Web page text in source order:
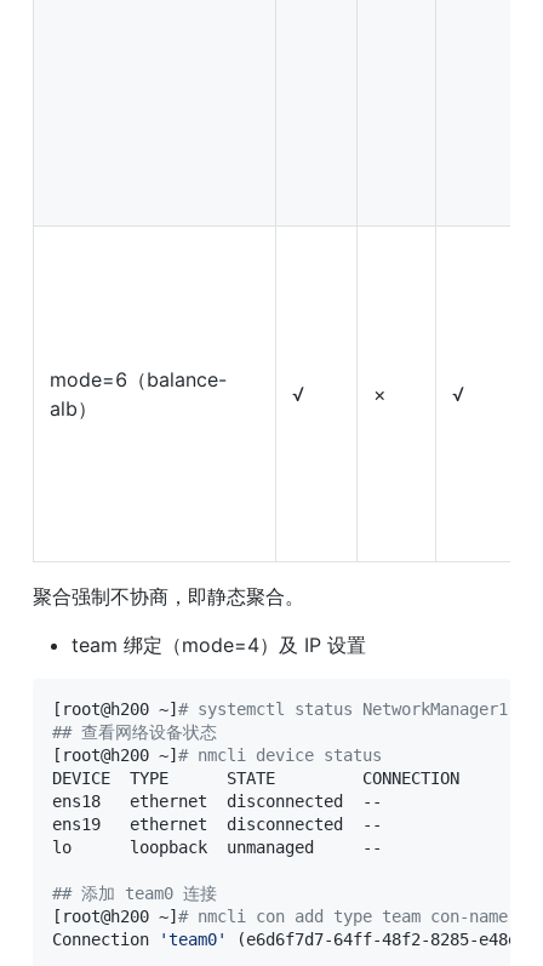
mode=6（balance-
alb）
√ × √
聚合强制不协商，即静态聚合。
team 绑定（mode=4）及 IP 设置
[ root@h200 ~] # systemctl status
## 查看网络设备状态
[ root@h200 ~] # nmcli device status
DEVICE  TYPE      STATE         CONNECTION
ens18   ethernet  disconnected  --
ens19   ethernet  disconnected  --
lo      loopback  unmanaged     --
## 添加 team0 连接
[ root@h200 ~] # nmcli con add type team con-
Connection
'team0' (e6d6f7d7-64ff-48f2-8285-